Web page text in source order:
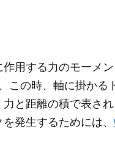
用する力のモーメ
この時、軸に掛かる
と距離の積で表さ
発生するためには、